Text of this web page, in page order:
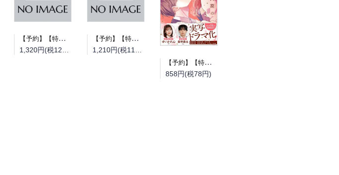
【予約】【特典付き】とある町でおきた百の怪異について 下（08/19頃発送予定）
【予約】【特典付き】とある町でおきた百の怪異について 上（08/19頃発送予定）
【予約】【特典付き】ドライな同期の溺愛癖 4（08/18頃発送予定）
858円(税78円)